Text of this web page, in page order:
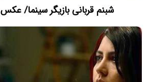
شبنم قربانی بازیگر سینما/ عکس